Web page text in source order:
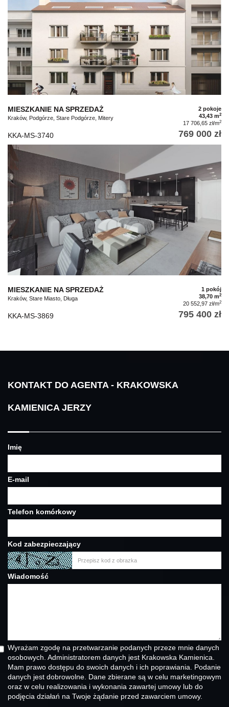
MIESZKANIE NA SPRZEDAŻ
Kraków, Podgórze, Stare Podgórze, Mitery
2 pokoje
43,43 m2
17 706,65 zł/m2
KKA-MS-3740 769 000 zł
MIESZKANIE NA SPRZEDAŻ
Kraków, Stare Miasto, Długa
1 pokój
38,70 m2
20 552,97 zł/m2
KKA-MS-3869 795 400 zł
KONTAKT DO AGENTA - KRAKOWSKA
KAMIENICA JERZY
Imię
E-mail
Telefon komórkowy
Kod zabezpieczający
Wiadomość
Wyrażam zgodę na przetwarzanie podanych przeze mnie danych
osobowych. Administratorem danych jest Krakowska Kamienica.
Mam prawo dostępu do swoich danych i ich poprawiania. Podanie
danych jest dobrowolne. Dane zbierane są w celu marketingowym
oraz w celu realizowania i wykonania zawartej umowy lub do
podjęcia działań na Twoje żądanie przed zawarciem umowy.